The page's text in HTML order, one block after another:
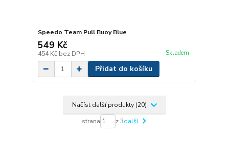
Speedo Team Pull Buoy Blue
549 Kč
454 Kč bez DPH Skladem
Přidat do košíku
Načíst další produkty (20)
strana z 3další